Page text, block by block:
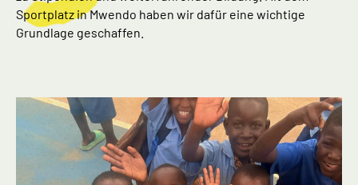
Sportplatz in Mwendo haben wir dafür eine wichtige
Grundlage geschaffen.